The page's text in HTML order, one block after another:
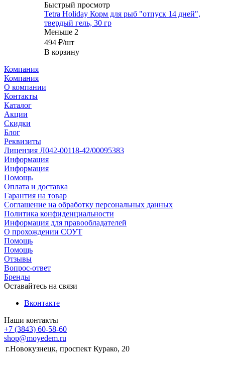
Быстрый просмотр
Tetra Holiday Корм для рыб "отпуск 14 дней",
твердый гель, 30 гр
Меньше 2
494 ₽/шт
В корзину
Компания
Компания
О компании
Контакты
Каталог
Акции
Скидки
Блог
Реквизиты
Лицензия Л042-00118-42/00095383
Информация
Информация
Помощь
Оплата и доставка
Гарантия на товар
Соглашение на обработку персональных данных
Политика конфиденциальности
Информация для правообладателей
О прохождении СОУТ
Помощь
Помощь
Отзывы
Вопрос-ответ
Бренды
Оставайтесь на связи
Вконтакте
Наши контакты
+7 (3843) 60-58-60
shop@moyedem.ru
г.Новокузнецк, проспект Курако, 20